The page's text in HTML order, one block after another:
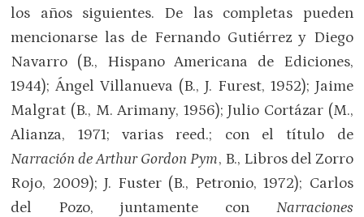
los años siguientes. De las completas pueden
mencionarse las de Fernando Gutiérrez y Diego
Navarro (B., Hispano Americana de Ediciones,
1944); Ángel Villanueva (B., J. Furest, 1952); Jaime
Malgrat (B., M. Arimany, 1956); Julio Cortázar (M.,
Alianza, 1971; varias reed.; con el título de
Narración de Arthur Gordon Pym, B., Libros del Zorro
Rojo, 2009); J. Fuster (B., Petronio, 1972); Carlos
del Pozo, juntamente con Narraciones